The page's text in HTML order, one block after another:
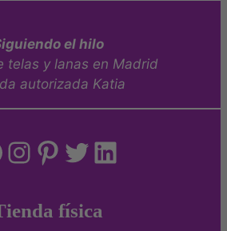
Las
opciones
se
pueden
en
la
de
producto
el hilo
telas y lanas en Madrid
autorizada Katia
Instagram
Pinterest
Twitter
LinkedIn
física